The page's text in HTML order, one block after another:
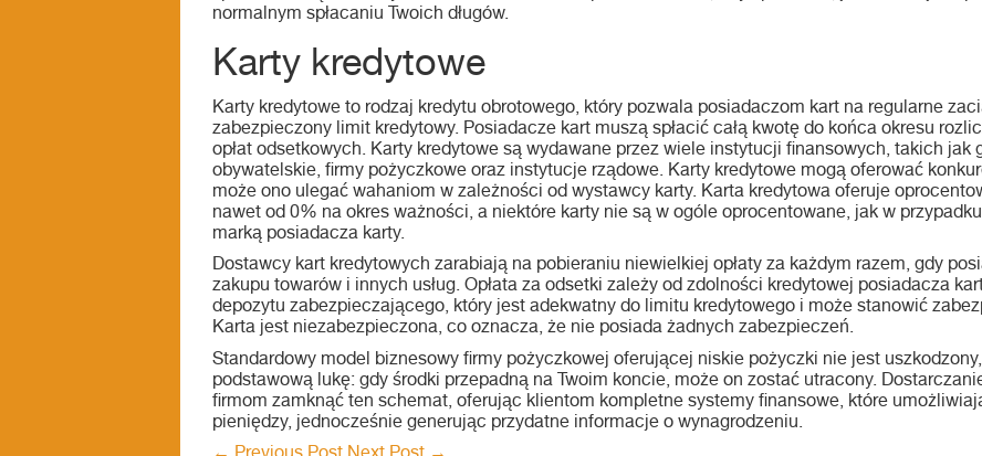
normalnym spłacaniu Twoich długów.
Karty kredytowe
Karty kredytowe to rodzaj kredytu obrotowego, który pozwala posiadaczom kart na regularne
zabezpieczony limit kredytowy. Posiadacze kart muszą spłacić całą kwotę do końca okresu
opłat odsetkowych. Karty kredytowe są wydawane przez wiele instytucji finansowych, takich jak
obywatelskie, firmy pożyczkowe oraz instytucje rządowe. Karty kredytowe mogą oferować
może ono ulegać wahaniom w zależności od wystawcy karty. Karta kredytowa oferuje
nawet od 0% na okres ważności, a niektóre karty nie są w ogóle oprocentowane, jak w
marką posiadacza karty.
Dostawcy kart kredytowych zarabiają na pobieraniu niewielkiej opłaty za każdym razem, gdy
zakupu towarów i innych usług. Opłata za odsetki zależy od zdolności kredytowej posiadacza
depozytu zabezpieczającego, który jest adekwatny do limitu kredytowego i może stanowić
Karta jest niezabezpieczona, co oznacza, że ​​nie posiada żadnych zabezpieczeń.
Standardowy model biznesowy firmy pożyczkowej oferującej niskie pożyczki nie jest
podstawową lukę: gdy środki przepadną na Twoim koncie, może on zostać utracony.
firmom zamknąć ten schemat, oferując klientom kompletne systemy finansowe, które
pieniędzy, jednocześnie generując przydatne informacje o wynagrodzeniu.